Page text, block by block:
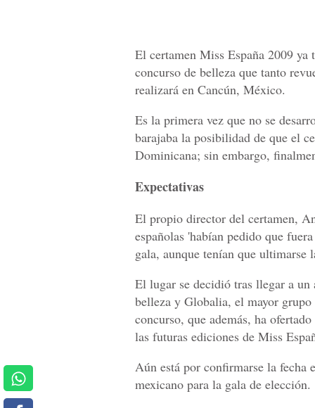
El certamen Miss España 2009
concurso de belleza que tanto
realizará en Cancún, México.
Es la primera vez que no se
barajaba la posibilidad de que el
Dominicana; sin embargo,
Expectativas
El propio director del certamen,
españolas 'habían pedido que
gala, aunque tenían que ultimarse
El lugar se decidió tras llegar a
belleza y Globalia, el mayor
concurso, que además, ha
las futuras ediciones de Miss
Aún está por confirmarse la fecha
mexicano para la gala de elección.